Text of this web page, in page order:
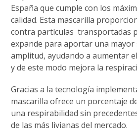
España que cumple con los
calidad. Esta mascarilla
contra partículas transportadas
expande para aportar una mayor
amplitud, ayudando a aumentar
y de este modo mejora la
Gracias a la tecnología
mascarilla ofrece un porcentaje
una respirabilidad sin
de las más livianas del mercado.